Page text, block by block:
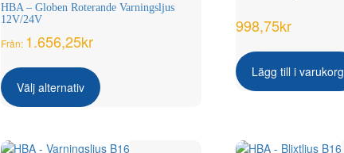
HBA – Globen Roterande Varningsljus
12V/24V
Från: 1.656,25kr
Välj alternativ
här
produkten
varianter.
998,75kr
Lägg till i varukorg